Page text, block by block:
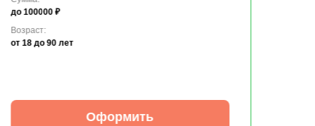
до 100000 ₽
Возраст:
от 18 до 90 лет
Оформить